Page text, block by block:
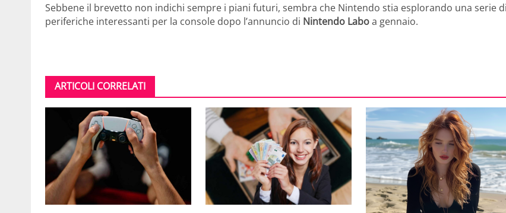
Sebbene il brevetto non indichi sempre i piani futuri, sembra che Nintendo stia esplorando una serie di
periferiche interessanti per la console dopo l’annuncio di Nintendo Laboa gennaio.
ARTICOLI CORRELATI